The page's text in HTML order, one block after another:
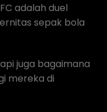
adalah duel
sepak bola
juga bagaimana
mereka di